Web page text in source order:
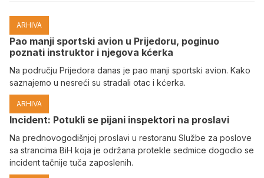
ARHIVA
Pao manji sportski avion u Prijedoru, poginuo
poznati instruktor i njegova kćerka
Na području Prijedora danas je pao manji sportski avion. Kako
saznajemo u nesreći su stradali otac i kćerka.
ARHIVA
Incident: Potukli se pijani inspektori na proslavi
Na prednovogodišnjoj proslavi u restoranu Službe za poslove
sa strancima BiH koja je održana protekle sedmice dogodio se
incident tačnije tuča zaposlenih.